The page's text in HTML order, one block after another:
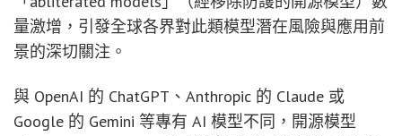
量激增，引發全球各界對此類模型潛在風險與應用前
景的深切關注。
與 OpenAI 的 ChatGPT、Anthropic 的 Claude 或
Google 的 Gemini 等專有 AI 模型不同，開源模型